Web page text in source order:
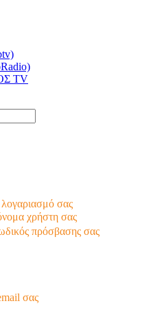
TV
σας
χρήστη σας
πρόσβασης σας
σας